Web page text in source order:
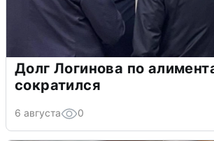
Долг Логинова по
сократился
6 августа 0